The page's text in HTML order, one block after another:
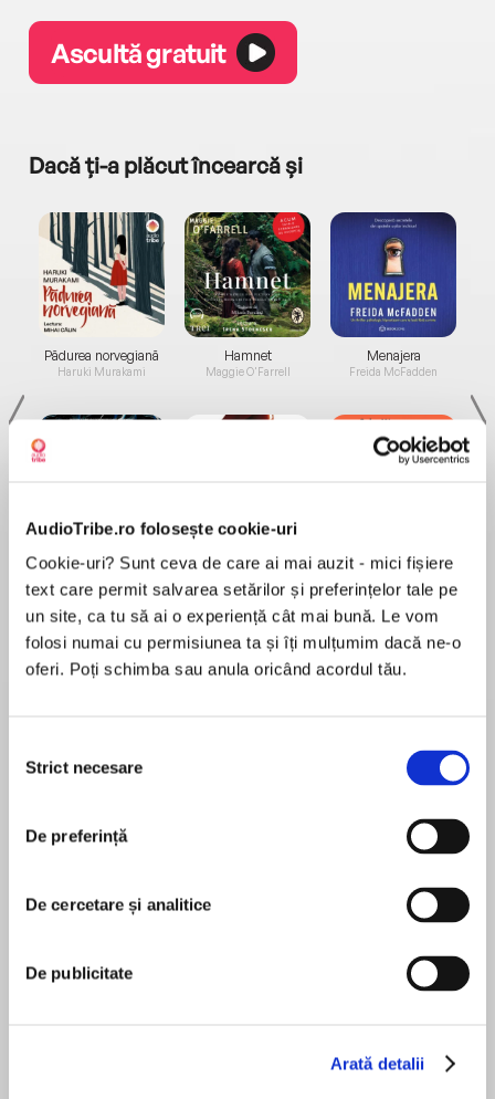
AudioTribe.ro folosește cookie-uri
Cookie-uri? Sunt ceva de care ai mai auzit - mici fișiere
text care permit salvarea setărilor și preferințelor tale pe
un site, ca tu să ai o experiență cât mai bună. Le vom
folosi numai cu permisiunea ta și îți mulțumim dacă ne-o
oferi. Poți schimba sau anula oricând acordul tău.
consimțământului
Strict necesare
De preferință
De cercetare și analitice
De publicitate
Arată detalii
Ascultă gratuit
Dacă ți-a plăcut încearcă și
Pădurea norvegiană
Haruki Murakami
Elita de Argint (Elita
de...
Hamnet
Maggie O'Farrell
Diavolul se îmbracă de
la...
Menajera
Freida McFadden
Migdală
Sohn Won-pyung
from the sales of this book to the charity Road
You would do anything for your family. Wouldn’t
Book 2 in a fast-paced and riveting Brighton-set
police procedural crime series featuring PC
Gareth Bell. Perfect for fans of Peter James.
În acest moment nu există recenzii
Paul Grzegorzek